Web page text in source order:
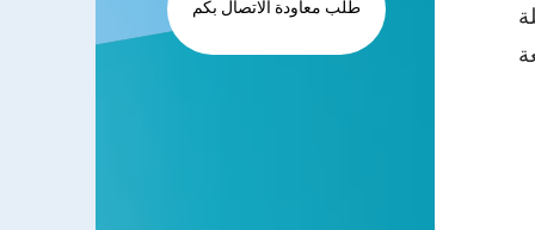
طلب معاودة الاتصال بكم